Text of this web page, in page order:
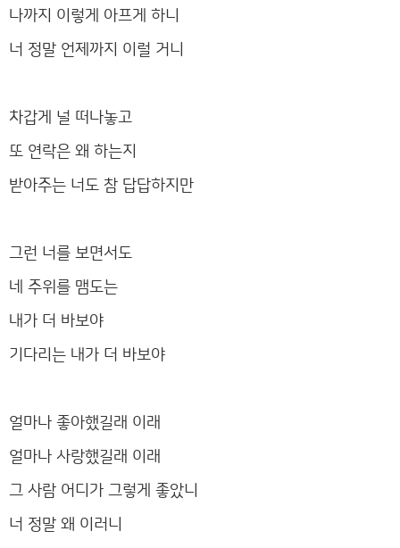
나까지 이렇게 아프게 하니
너 정말 언제까지 이럴 거니
차갑게 널 떠나놓고
또 연락은 왜 하는지
받아주는 너도 참 답답하지만
그런 너를 보면서도
네 주위를 맴도는
내가 더 바보야
기다리는 내가 더 바보야
얼마나 좋아했길래 이래
얼마나 사랑했길래 이래
그 사람 어디가 그렇게 좋았니
너 정말 왜 이러니